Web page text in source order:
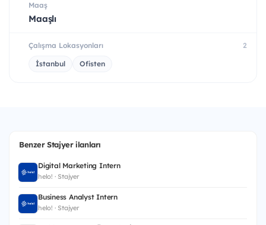
Maaş
Maaşlı
Çalışma Lokasyonları 2
İstanbul Ofisten
Benzer Stajyer ilanları
Digital Marketing Intern
helo! · Stajyer
Business Analyst Intern
helo! · Stajyer